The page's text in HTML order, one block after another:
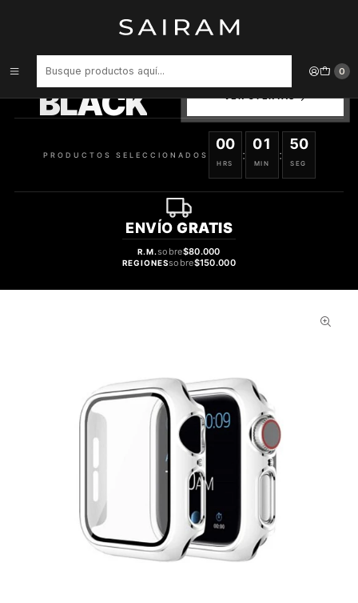
0
Protector De Reloj Songz White Silver 44Mm 745964140088
BLACK
SELECCIONADOS
PRODUCTOS SELECCIONADOS
00
HRS
:
01
MIN
:
50
SEG
ENVÍO GRATIS
R.M.sobre$80.000
REGIONESsobre$150.000